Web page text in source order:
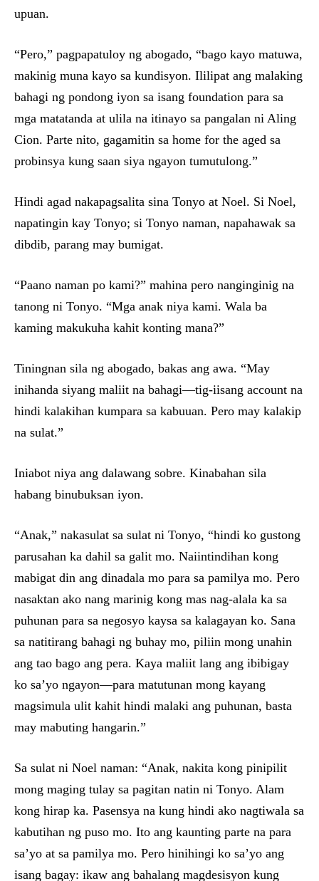
upuan.
“Pero,” pagpapatuloy ng abogado, “bago kayo matuwa,
makinig muna kayo sa kundisyon. Ililipat ang malaking
bahagi ng pondong iyon sa isang foundation para sa
mga matatanda at ulila na itinayo sa pangalan ni Aling
Cion. Parte nito, gagamitin sa home for the aged sa
probinsya kung saan siya ngayon tumutulong.”
Hindi agad nakapagsalita sina Tonyo at Noel. Si Noel,
napatingin kay Tonyo; si Tonyo naman, napahawak sa
dibdib, parang may bumigat.
“Paano naman po kami?” mahina pero nanginginig na
tanong ni Tonyo. “Mga anak niya kami. Wala ba
kaming makukuha kahit konting mana?”
Tiningnan sila ng abogado, bakas ang awa. “May
inihanda siyang maliit na bahagi—tig-iisang account na
hindi kalakihan kumpara sa kabuuan. Pero may kalakip
na sulat.”
Iniabot niya ang dalawang sobre. Kinabahan sila
habang binubuksan iyon.
“Anak,” nakasulat sa sulat ni Tonyo, “hindi ko gustong
parusahan ka dahil sa galit mo. Naiintindihan kong
mabigat din ang dinadala mo para sa pamilya mo. Pero
nasaktan ako nang marinig kong mas nag-alala ka sa
puhunan para sa negosyo kaysa sa kalagayan ko. Sana
sa natitirang bahagi ng buhay mo, piliin mong unahin
ang tao bago ang pera. Kaya maliit lang ang ibibigay
ko sa’yo ngayon—para matutunan mong kayang
magsimula ulit kahit hindi malaki ang puhunan, basta
may mabuting hangarin.”
Sa sulat ni Noel naman: “Anak, nakita kong pinipilit
mong maging tulay sa pagitan natin ni Tonyo. Alam
kong hirap ka. Pasensya na kung hindi ako nagtiwala sa
kabutihan ng puso mo. Ito ang kaunting parte na para
sa’yo at sa pamilya mo. Pero hinihingi ko sa’yo ang
isang bagay: ikaw ang bahalang magdesisyon kung